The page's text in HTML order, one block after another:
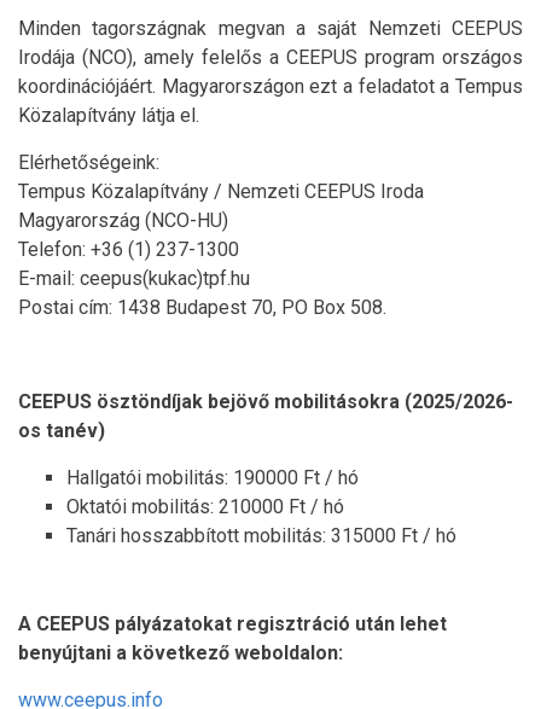
Minden tagországnak megvan a saját Nemzeti CEEPUS
Irodája (NCO), amely felelős a CEEPUS program országos
koordinációjáért. Magyarországon ezt a feladatot a Tempus
Közalapítvány látja el.
Elérhetőségeink:
Tempus Közalapítvány / Nemzeti CEEPUS Iroda
Magyarország (NCO-HU)
Telefon: +36 (1) 237-1300
E-mail: ceepus(kukac)tpf.hu
Postai cím: 1438 Budapest 70, PO Box 508.
CEEPUS ösztöndíjak bejövő mobilitásokra (2025/2026-
os tanév)
Hallgatói mobilitás: 190000 Ft / hó
Oktatói mobilitás: 210000 Ft / hó
Tanári hosszabbított mobilitás: 315000 Ft / hó
A CEEPUS pályázatokat regisztráció után lehet
benyújtani a következő weboldalon:
www.ceepus.info